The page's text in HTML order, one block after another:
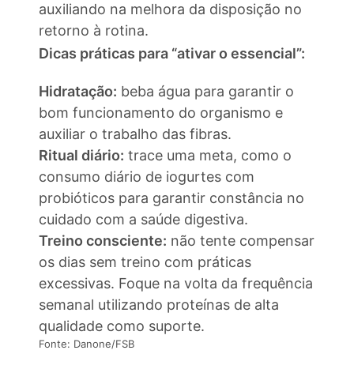
auxiliando na melhora da disposição no
retorno à rotina.
Dicas práticas para “ativar o essencial”:
Hidratação: beba água para garantir o
bom funcionamento do organismo e
auxiliar o trabalho das fibras.
Ritual diário: trace uma meta, como o
consumo diário de iogurtes com
probióticos para garantir constância no
cuidado com a saúde digestiva.
Treino consciente: não tente compensar
os dias sem treino com práticas
excessivas. Foque na volta da frequência
semanal utilizando proteínas de alta
qualidade como suporte.
Fonte: Danone/FSB